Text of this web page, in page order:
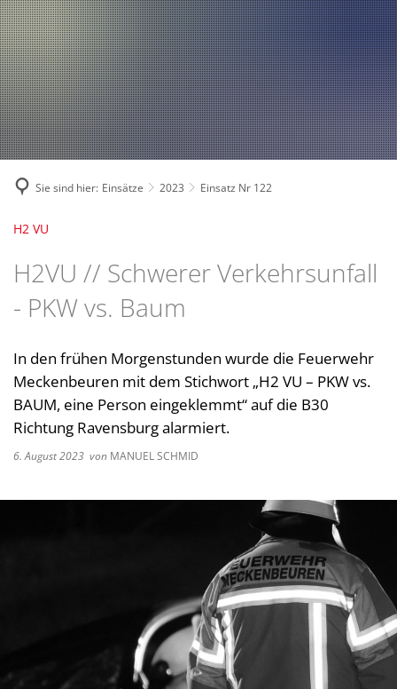
2024
2023
2022
2021
Fachgebiete und
Mannschaft
Jugend
Spielmannszug
Mitglied werden
A
A
A
Sie sind hier: Einsätze 2023 Einsatz Nr 122
H2 VU
H2VU // Schwerer Verkehrsunfall
- PKW vs. Baum
In den frühen Morgenstunden wurde die Feuerwehr
Meckenbeuren mit dem Stichwort „H2 VU – PKW vs.
BAUM, eine Person eingeklemmt“ auf die B30
Richtung Ravensburg alarmiert.
6. August 2023 von MANUEL SCHMID